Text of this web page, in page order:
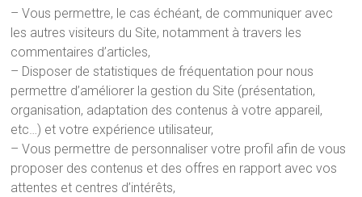
– Vous permettre, le cas échéant, de communiquer avec
les autres visiteurs du Site, notamment à travers les
commentaires d’articles,
– Disposer de statistiques de fréquentation pour nous
permettre d’améliorer la gestion du Site (présentation,
organisation, adaptation des contenus à votre appareil,
etc…) et votre expérience utilisateur,
– Vous permettre de personnaliser votre profil afin de vous
proposer des contenus et des offres en rapport avec vos
attentes et centres d’intérêts,